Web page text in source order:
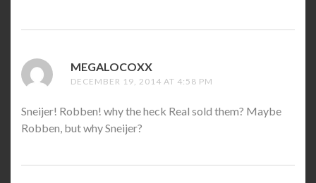
MEGALOCOXX
DECEMBER 19, 2014 AT 4:58 PM
Sneijer! Robben! why the heck Real sold them? Maybe
Robben, but why Sneijer?